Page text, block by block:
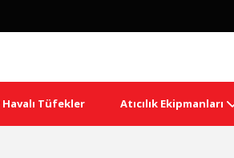
Havalı Tüfekler Atıcılık Ekipmanları